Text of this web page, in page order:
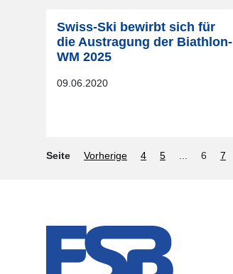
Swiss-Ski bewirbt sich für
die Austragung der Biathlon-
WM 2025
09.06.2020
Seite Vorherige 4 5 ... 6 7